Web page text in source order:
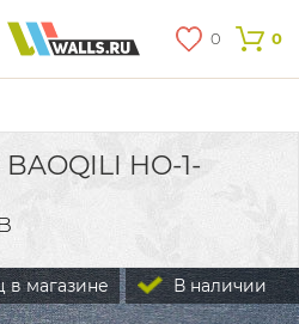
0 0
HO-1-
В наличии
в магазине